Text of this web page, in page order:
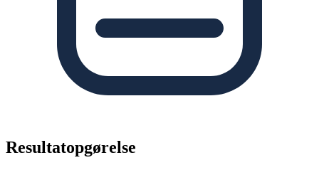
Resultatopgørelse